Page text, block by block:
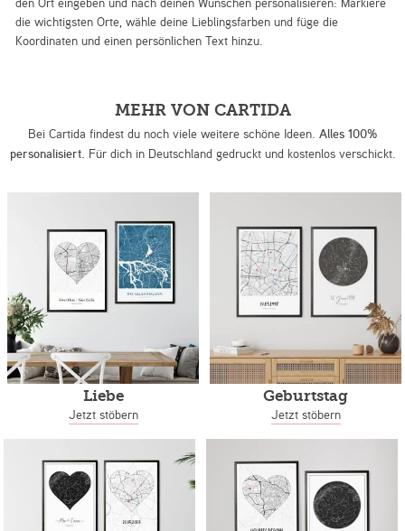
die wichtigsten Orte, wähle deine Lieblingsfarben und füge die
Koordinaten und einen persönlichen Text hinzu.
MEHR VON CARTIDA
Bei Cartida findest du noch viele weitere schöne Ideen. Alles 100%
personalisiert. Für dich in Deutschland gedruckt und kostenlos verschickt.
Liebe
Jetzt stöbern
Geburtstag
Jetzt stöbern